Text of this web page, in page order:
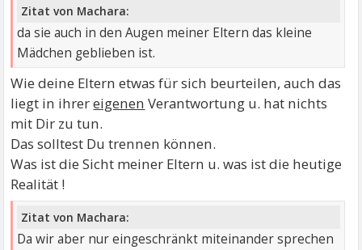
Zitat von Machara:
da sie auch in den Augen meiner Eltern das kleine
Mädchen geblieben ist.
Wie deine Eltern etwas für sich beurteilen, auch das
liegt in ihrereigenen Verantwortung u. hat nichts
mit Dir zu tun.
Das solltest Du trennen können.
Was ist die Sicht meiner Eltern u. was ist die heutige
Realität !
Zitat von Machara:
Da wir aber nur eingeschränkt miteinander sprechen